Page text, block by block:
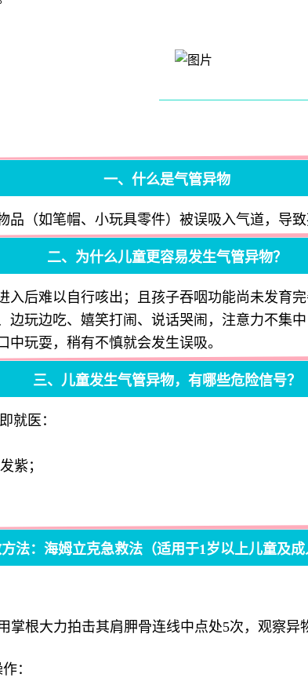
一、什么是气管异物
（如笔帽、小玩具零件）被误吸入气道，导
二、为什么儿童更容易发生气管异物？
后难以自行咳出；且孩子吞咽功能尚未发育
玩边吃、嬉笑打闹、说话哭闹，注意力不集
玩耍，稍有不慎就会发生误吸。
三、儿童发生气管异物，有哪些危险信号？
就医：
紫；
法：海姆立克急救法（适用于1岁以上儿童及成
根大力拍击其肩胛骨连线中点处5次，观察异
：